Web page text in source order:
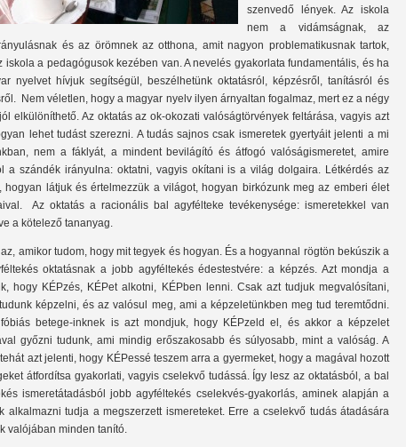
szenvedő lények. Az iskola
nem a vidámságnak, az
és az örömnek az otthona, amit nagyon problematikusnak tartok,
iskola a pedagógusok kezében van. A nevelés gyakorlata fundamentális, és ha
nyelvet hívjuk segítségül, beszélhetünk oktatásról, képzésről, tanításról és
Nem véletlen, hogy a magyar nyelv ilyen árnyaltan fogalmaz, mert ez a négy
elkülöníthető. Az oktatás az ok-okozati valóságtörvények feltárása, vagyis azt
lehet tudást szerezni. A tudás sajnos csak ismeretek gyertyáit jelenti a mi
nem a fáklyát, a mindent bevilágító és átfogó valóságismeretet, amire
a szándék irányulna: oktatni, vagyis okítani is a világ dolgaira. Létkérdés az
hogyan látjuk és értelmezzük a világot, hogyan birkózunk meg az emberi élet
Az oktatás a racionális bal agyfélteke tevékenysége: ismeretekkel van
a kötelező tananyag.
amikor tudom, hogy mit tegyek és hogyan. És a hogyannal rögtön bekúszik a
oktatásnak a jobb agyféltekés édestestvére: a képzés. Azt mondja a
hogy KÉPzés, KÉPet alkotni, KÉPben lenni. Csak azt tudjuk megvalósítani,
képzelni, és az valósul meg, ami a képzeletünkben meg tud teremtődni.
betege-inknek is azt mondjuk, hogy KÉPzeld el, és akkor a képzelet
győzni tudunk, ami mindig erőszakosabb és súlyosabb, mint a valóság. A
azt jelenti, hogy KÉPessé teszem arra a gyermeket, hogy a magával hozott
átfordítsa gyakorlati, vagyis cselekvő tudássá. Így lesz az oktatásból, a bal
ismeretátadásból jobb agyféltekés cselekvés-gyakorlás, aminek alapján a
alkalmazni tudja a megszerzett ismereteket. Erre a cselekvő tudás átadására
valójában minden tanító.